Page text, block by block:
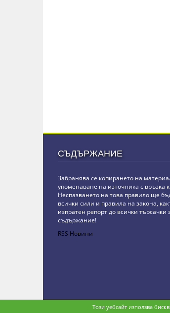
СЪДЪРЖАНИЕ
Забранява се копирането на
упоменаване на източника с връзка
Неспазването на това правило ще
всички сили и правила на закона,
изпратен репорт до всички търсачки
съдържание!
RSS Новини
Copyright © stz24.com. Developed by BPage CMS.
Този уебсайт използва